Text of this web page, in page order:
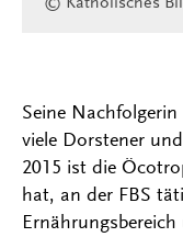
Seine
viele Dorstener
2015 ist die
hat, an der FBS